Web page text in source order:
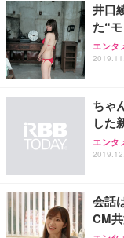
井口
た“
エンタ
ちゃ
した
エンタ
会話
CM共